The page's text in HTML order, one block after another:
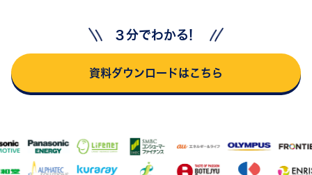
３分でわかる!
資料ダウンロードはこちら